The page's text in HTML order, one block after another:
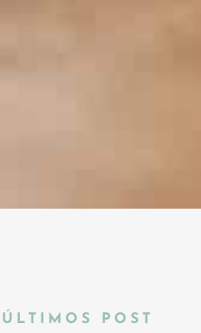
ÚLTIMOS POST